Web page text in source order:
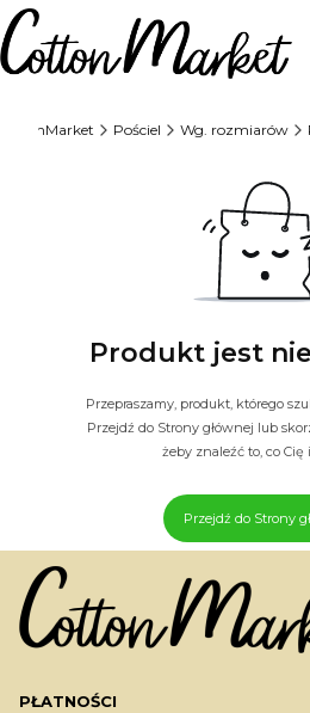
Pościel Wg. rozmiarów
Produkt jest
Przepraszamy, produkt, którego
Przejdź do Strony głównej lub
żeby znaleźć to, co Cię
Przejdź do Strony
PŁATNOŚCI